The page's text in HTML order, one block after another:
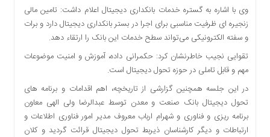
یادداشت
چند
رسانه
یادداشت
وی با اشاره به گستره خدمات بانکداری دیجیتال اعلام داشت: تامین مالی
زنجیره ای ظرفیت مناسبی برای اجرا در بستر بانکداری دیجیتال دارد و برات
و سفته الکترونیکی می‌تواند سطح خدمات این بانک را ارتقاء دهد.
تقوایی نجیب خاطرنشان کرد: حکمرانی داده، آموزش و امنیت موضوعات
مهم و قابل تاملی در حوزه تحول دیجیتال است.
در این جلسه همچنین گزارشی از تاریخچه، اهم اقدامات و برنامه های
تحول دیجیتال بانک صنعت و معدن توسط عبدالرضا ولی الهی معاون
برنامه ریزی و فناوری و شهرام ارباب معروف مدیر امور فناوری اطلاعات و
ارتباطات و دیگر کارشناسان ذیربط تحول دیجیتال قرائت گردید و کلان